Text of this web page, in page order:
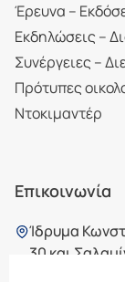
Έρευνα –
Εκδηλώσεις –
Συνέργειες –
Πρότυπες
Ντοκιμαντέρ
Επικοινωνία
Ίδρυμα
30 και